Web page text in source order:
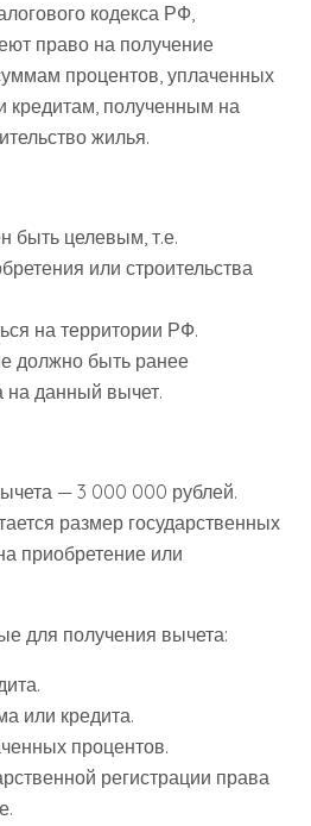
кодекса РФ,
право на получение
процентов, уплаченных
кредитам, полученным на
жилья.
быть целевым, т.е.
или строительства
на территории РФ.
должно быть ранее
на данный вычет.
— 3 000 000 рублей.
размер государственных
приобретение или
для получения вычета:
или кредита.
процентов.
регистрации права